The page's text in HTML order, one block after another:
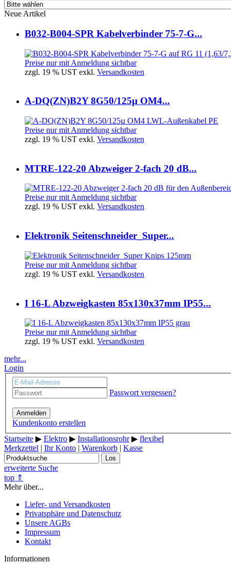
Neue Artikel
B032-B004-SPR Kabelverbinder 75-7-G...
Preise nur mit Anmeldung sichtbar
zzgl. 19 % UST exkl. Versandkosten
A-DQ(ZN)B2Y 8G50/125µ OM4...
Preise nur mit Anmeldung sichtbar
zzgl. 19 % UST exkl. Versandkosten
MTRE-122-20 Abzweiger 2-fach 20 dB...
Preise nur mit Anmeldung sichtbar
zzgl. 19 % UST exkl. Versandkosten
Elektronik Seitenschneider_Super...
Preise nur mit Anmeldung sichtbar
zzgl. 19 % UST exkl. Versandkosten
I 16-L Abzweigkasten 85x130x37mm IP55...
Preise nur mit Anmeldung sichtbar
zzgl. 19 % UST exkl. Versandkosten
mehr...
Login
Passwort vergessen?
Anmelden
Kundenkonto erstellen
Startseite ▶ Elektro ▶ Installationsrohr▶ flexibel
Merkzettel | Ihr Konto | Warenkorb | Kasse
Los
erweiterte Suche
top ⇑
Mehr über...
Liefer- und Versandkosten
Privatsphäre und Datenschutz
Unsere AGBs
Impressum
Kontakt
Informationen